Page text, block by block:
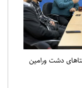
دشت ورامین